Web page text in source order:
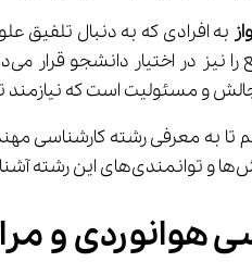
چالش و مسئولیت است که
و